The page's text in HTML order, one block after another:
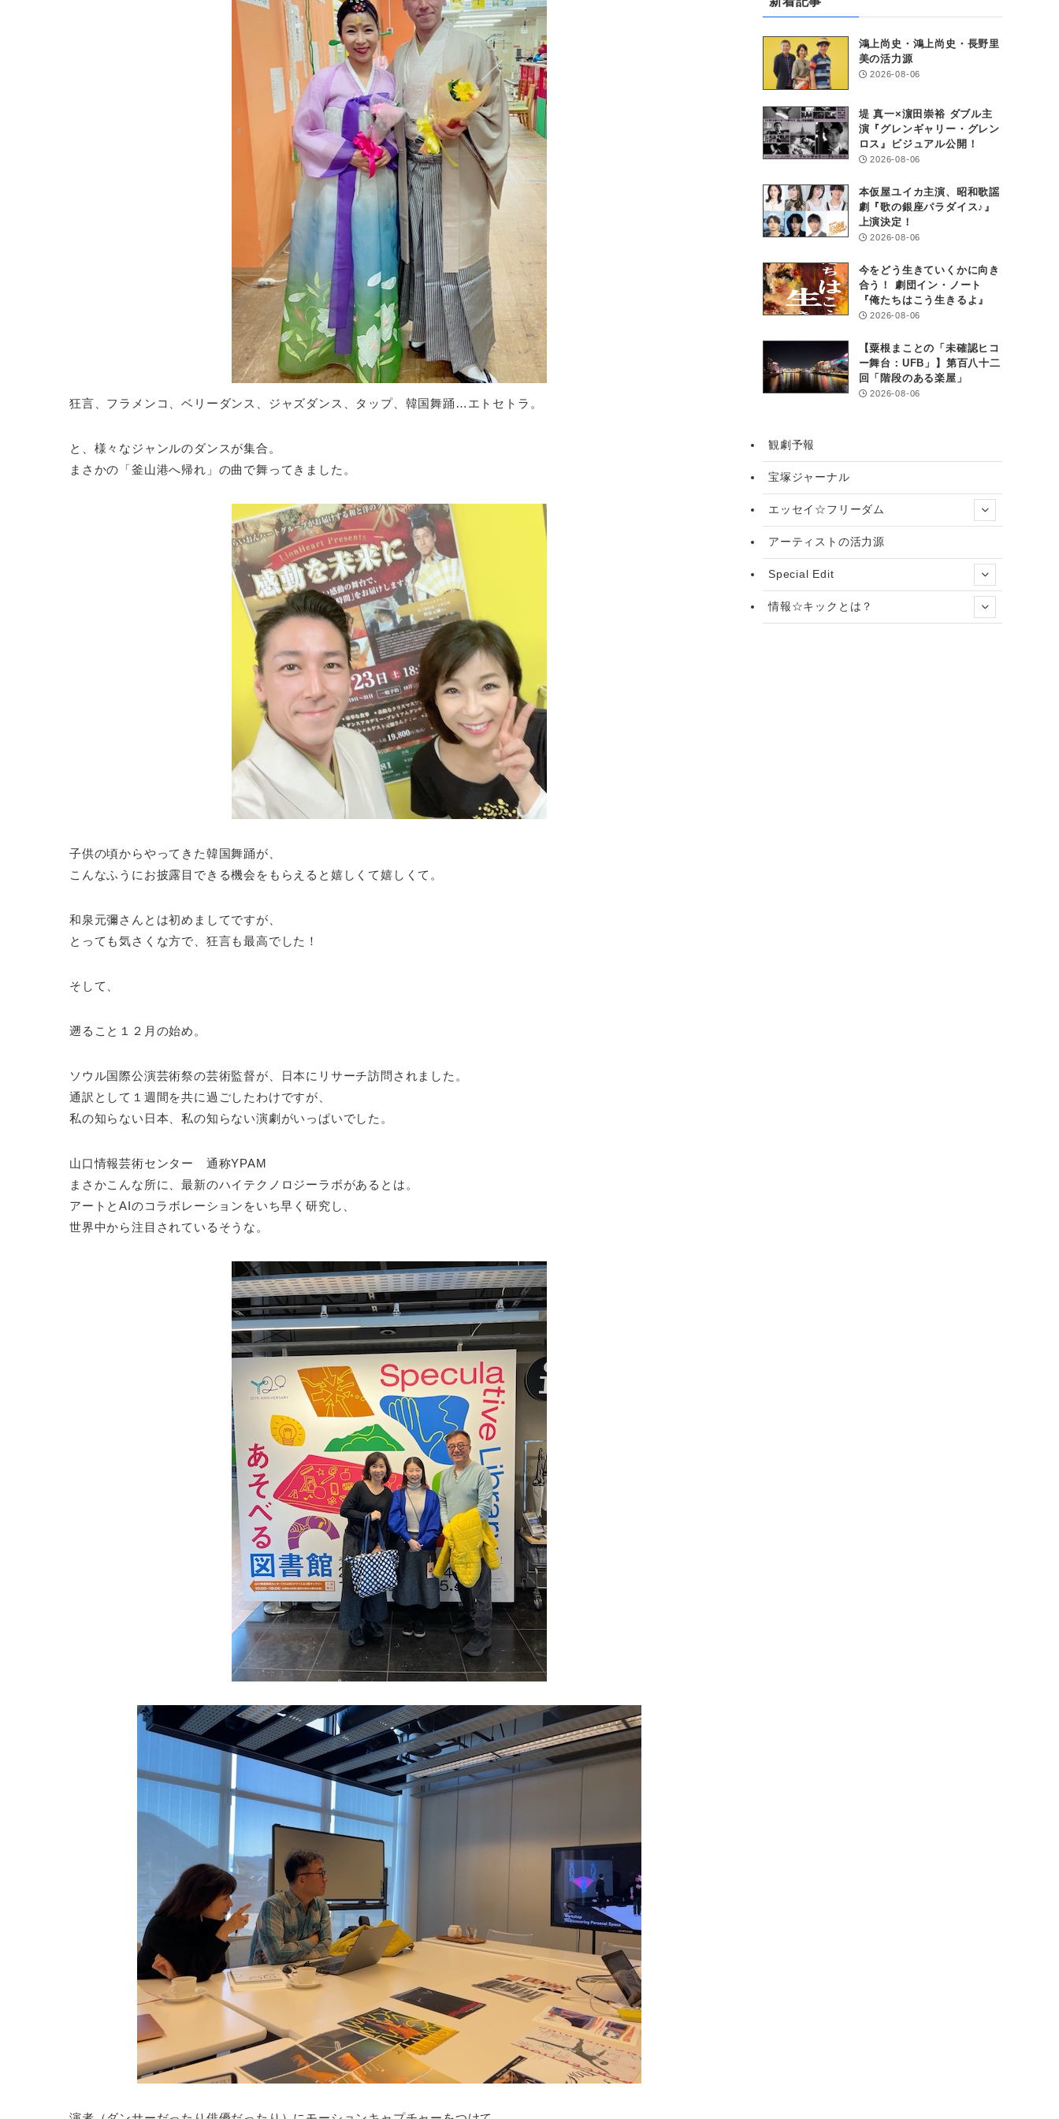
狂言、フラメンコ、ベリーダンス、ジャズダンス、タップ、韓国舞踊…エトセトラ。
と、様々なジャンルのダンスが集合。
まさかの「釜山港へ帰れ」の曲で舞ってきました。
子供の頃からやってきた韓国舞踊が、
こんなふうにお披露目できる機会をもらえると嬉しくて嬉しくて。
和泉元彌さんとは初めましてですが、
とっても気さくな方で、狂言も最高でした！
そして、
遡ること１２月の始め。
ソウル国際公演芸術祭の芸術監督が、日本にリサーチ訪問されました。
通訳として１週間を共に過ごしたわけですが、
私の知らない日本、私の知らない演劇がいっぱいでした。
山口情報芸術センター 通称YPAM
まさかこんな所に、最新のハイテクノロジーラボがあるとは。
アートとAIのコラボレーションをいち早く研究し、
世界中から注目されているそうな。
鴻上尚史・鴻上尚史・長野里
美の活力源
2026-08-06
堤 真一×濵田崇裕 ダブル主
演『グレンギャリー・グレン
ロス』ビジュアル公開！
2026-08-06
本仮屋ユイカ主演、昭和歌謡
劇『歌の銀座パラダイス♪』
上演決定！
2026-08-06
今をどう生きていくかに向き
合う！ 劇団イン・ノート
『俺たちはこう生きるよ』
2026-08-06
【粟根まことの「未確認ヒコ
ー舞台：UFB」】第百八十二
回「階段のある楽屋」
2026-08-06
観劇予報
宝塚ジャーナル
エッセイ☆フリーダム
アーティストの活力源
Special Edit
情報☆キックとは？